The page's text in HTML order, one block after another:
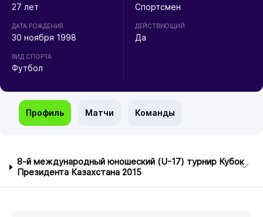
27 лет
ДАТА РОЖДЕНИЯ
30 ноября 1998
ВИД СПОРТА
Футбол
Спортсмен
ДЕЙСТВУЮЩИЙ
Да
Профиль Матчи Команды
8-й международный юношеский (U-17) турнир Кубок
Президента Казахстана 2015